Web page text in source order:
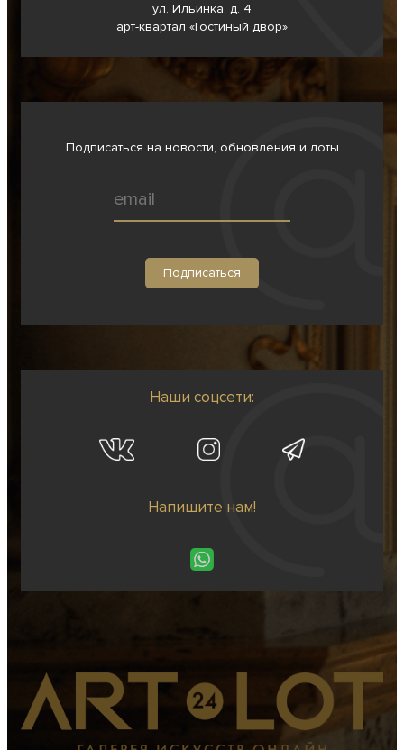
ул. Ильинка, д. 4
арт-квартал «Гостиный двор»
Подписаться на новости, обновления и лоты
Наши соцсети:
Напишите нам!